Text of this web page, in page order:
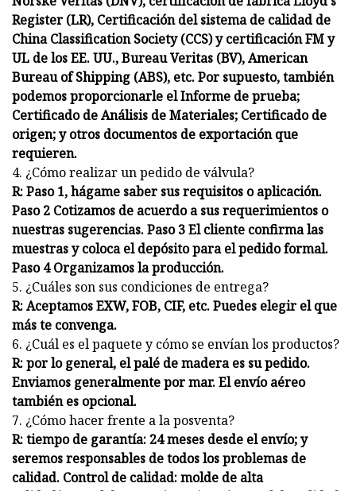
Register (LR), Certificación del sistema de calidad de
China Classification Society (CCS) y certificación FM y
UL de los EE. UU., Bureau Veritas (BV), American
Bureau of Shipping (ABS), etc. Por supuesto, también
podemos proporcionarle el Informe de prueba;
Certificado de Análisis de Materiales; Certificado de
origen; y otros documentos de exportación que
requieren.
4. ¿Cómo realizar un pedido de válvula?
R: Paso 1, hágame saber sus requisitos o aplicación.
Paso 2 Cotizamos de acuerdo a sus requerimientos o
nuestras sugerencias. Paso 3 El cliente confirma las
muestras y coloca el depósito para el pedido formal.
Paso 4 Organizamos la producción.
5. ¿Cuáles son sus condiciones de entrega?
R: Aceptamos EXW, FOB, CIF, etc. Puedes elegir el que
más te convenga.
6. ¿Cuál es el paquete y cómo se envían los productos?
R: por lo general, el palé de madera es su pedido.
Enviamos generalmente por mar. El envío aéreo
también es opcional.
7. ¿Cómo hacer frente a la posventa?
R: tiempo de garantía: 24 meses desde el envío; y
seremos responsables de todos los problemas de
calidad. Control de calidad: molde de alta